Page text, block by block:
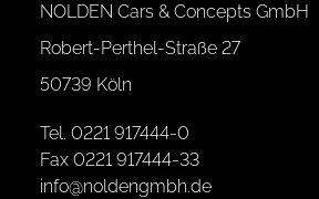
NOLDEN Cars & Concepts GmbH
Robert-Perthel-Straße 27
50739 Köln
Tel. 0221 917444-0
Fax 0221 917444-33
info@noldengmbh.de